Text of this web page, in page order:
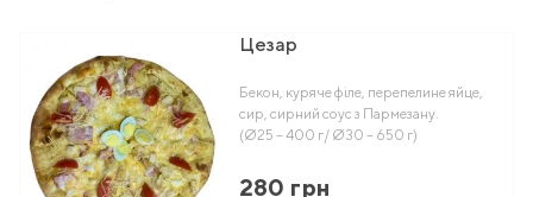
Цезар
Бекон, куряче філе, перепелине яйце,
сир, сирний соус з Пармезану.
(Ø25 – 400 г/ Ø30 – 650 г)
280 грн